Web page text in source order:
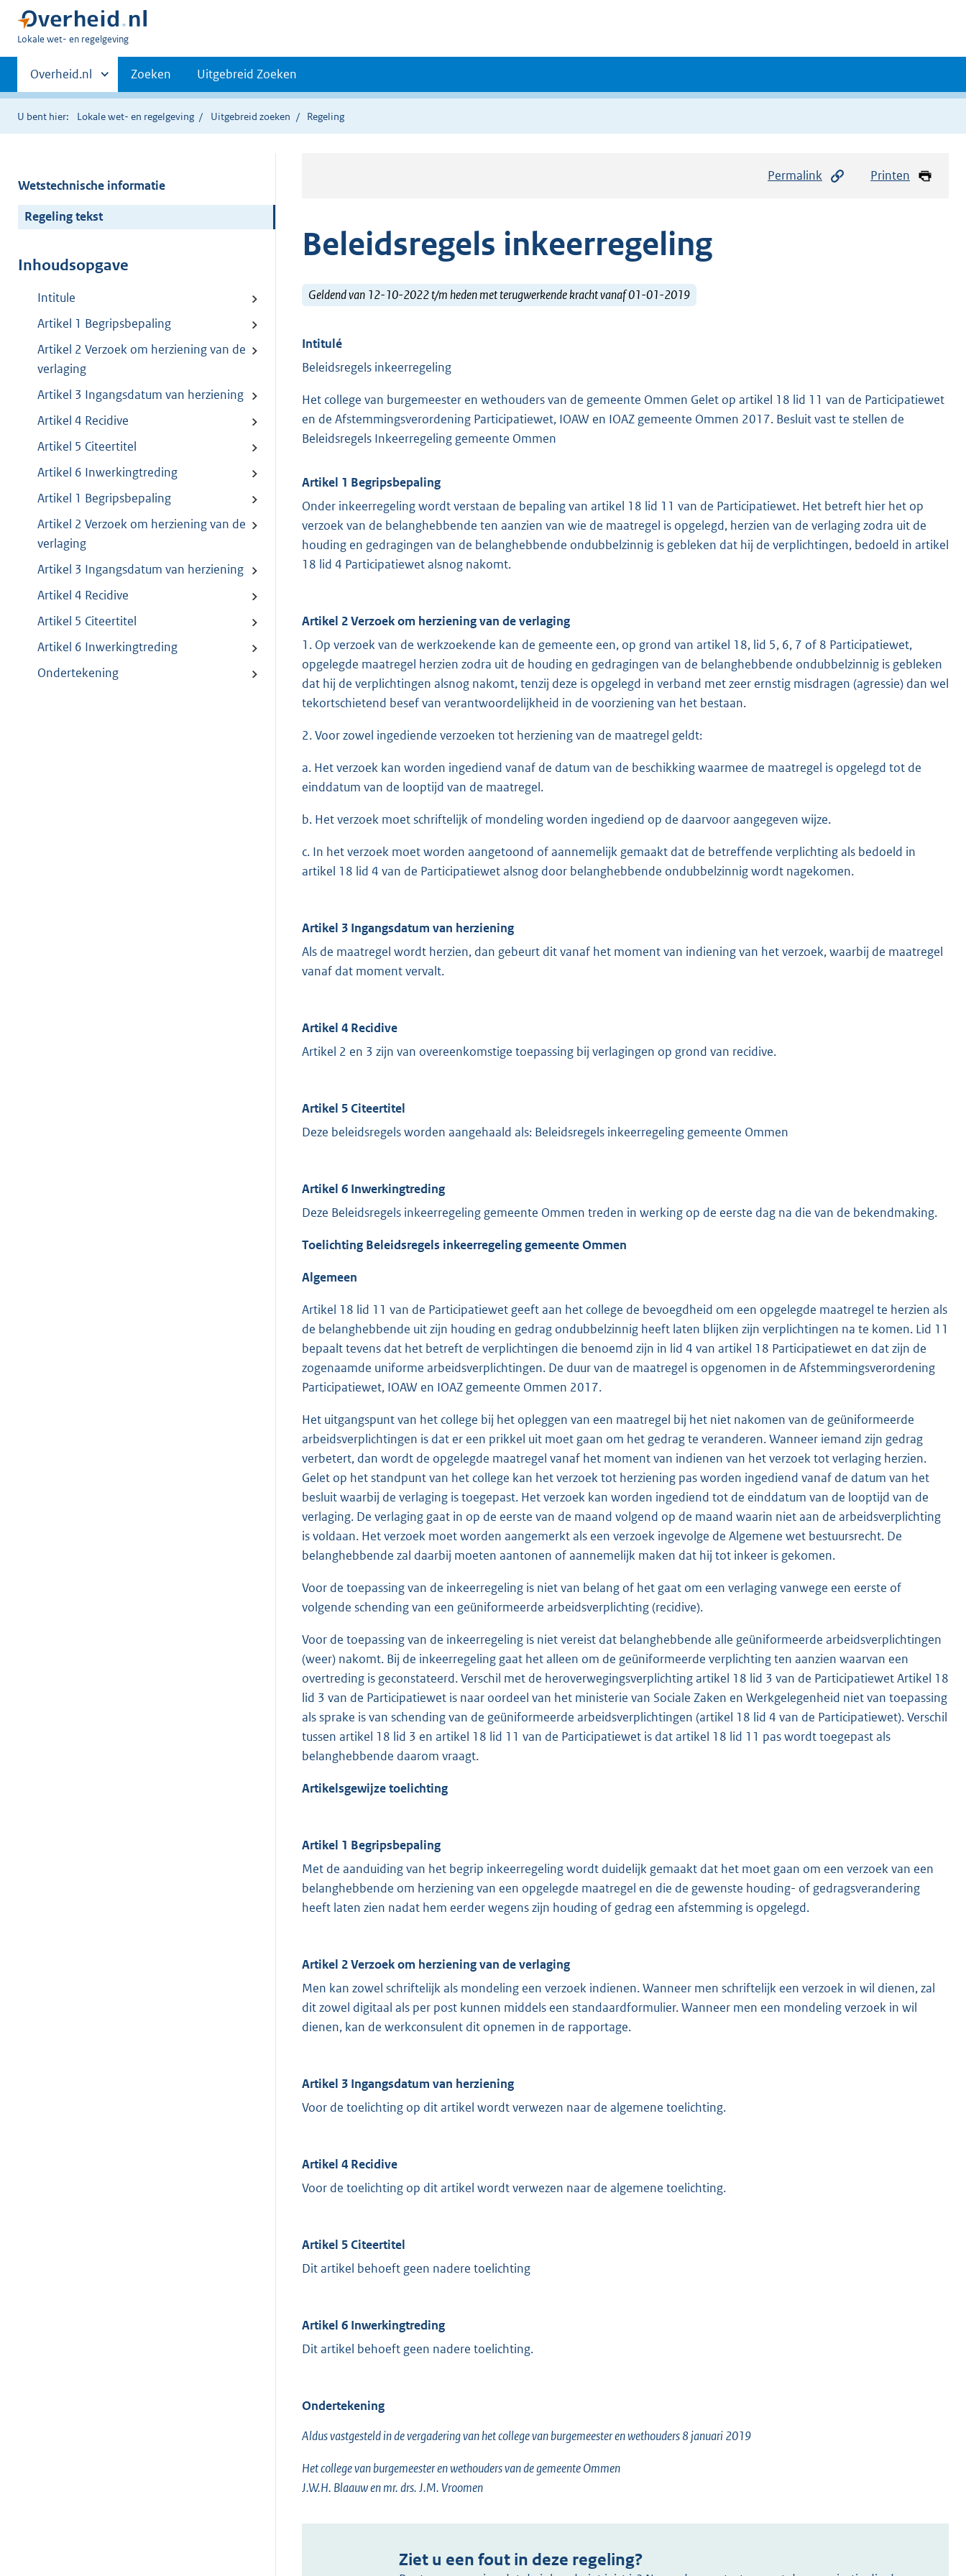
U
hier:
Lokale wet- en regelgeving
Primaire
navigatie
Andere
sites
binnen
Overheid.nl Zoeken Uitgebreid Zoeken
U bent hier: Lokale wet- en regelgeving Uitgebreid zoeken Regeling
Wetstechnische informatie
Regeling tekst
Inhoudsopgave
Intitule
Artikel 1 Begripsbepaling
Artikel 2 Verzoek om herziening van de
verlaging
Artikel 3 Ingangsdatum van herziening
Artikel 4 Recidive
Artikel 5 Citeertitel
Artikel 6 Inwerkingtreding
Artikel 1 Begripsbepaling
Artikel 2 Verzoek om herziening van de
verlaging
Artikel 3 Ingangsdatum van herziening
Artikel 4 Recidive
Artikel 5 Citeertitel
Artikel 6 Inwerkingtreding
Ondertekening
Permalink Printen
Beleidsregels inkeerregeling
Geldend van 12-10-2022 t/m heden met terugwerkende kracht vanaf 01-01-2019
Intitulé
Beleidsregels inkeerregeling
Het college van burgemeester en wethouders van de gemeente Ommen Gelet op artikel 18 lid 11 van de Participatiewet
en de Afstemmingsverordening Participatiewet, IOAW en IOAZ gemeente Ommen 2017. Besluit vast te stellen de
Beleidsregels Inkeerregeling gemeente Ommen
Artikel 1 Begripsbepaling
Onder inkeerregeling wordt verstaan de bepaling van artikel 18 lid 11 van de Participatiewet. Het betreft hier het op
verzoek van de belanghebbende ten aanzien van wie de maatregel is opgelegd, herzien van de verlaging zodra uit de
houding en gedragingen van de belanghebbende ondubbelzinnig is gebleken dat hij de verplichtingen, bedoeld in artikel
18 lid 4 Participatiewet alsnog nakomt.
Artikel 2 Verzoek om herziening van de verlaging
1. Op verzoek van de werkzoekende kan de gemeente een, op grond van artikel 18, lid 5, 6, 7 of 8 Participatiewet,
opgelegde maatregel herzien zodra uit de houding en gedragingen van de belanghebbende ondubbelzinnig is gebleken
dat hij de verplichtingen alsnog nakomt, tenzij deze is opgelegd in verband met zeer ernstig misdragen (agressie) dan wel
tekortschietend besef van verantwoordelijkheid in de voorziening van het bestaan.
2. Voor zowel ingediende verzoeken tot herziening van de maatregel geldt:
a. Het verzoek kan worden ingediend vanaf de datum van de beschikking waarmee de maatregel is opgelegd tot de
einddatum van de looptijd van de maatregel.
b. Het verzoek moet schriftelijk of mondeling worden ingediend op de daarvoor aangegeven wijze.
c. In het verzoek moet worden aangetoond of aannemelijk gemaakt dat de betreffende verplichting als bedoeld in
artikel 18 lid 4 van de Participatiewet alsnog door belanghebbende ondubbelzinnig wordt nagekomen.
Artikel 3 Ingangsdatum van herziening
Als de maatregel wordt herzien, dan gebeurt dit vanaf het moment van indiening van het verzoek, waarbij de maatregel
vanaf dat moment vervalt.
Artikel 4 Recidive
Artikel 2 en 3 zijn van overeenkomstige toepassing bij verlagingen op grond van recidive.
Artikel 5 Citeertitel
Deze beleidsregels worden aangehaald als: Beleidsregels inkeerregeling gemeente Ommen
Artikel 6 Inwerkingtreding
Deze Beleidsregels inkeerregeling gemeente Ommen treden in werking op de eerste dag na die van de bekendmaking.
Toelichting Beleidsregels inkeerregeling gemeente Ommen
Algemeen
Artikel 18 lid 11 van de Participatiewet geeft aan het college de bevoegdheid om een opgelegde maatregel te herzien als
de belanghebbende uit zijn houding en gedrag ondubbelzinnig heeft laten blijken zijn verplichtingen na te komen. Lid 11
bepaalt tevens dat het betreft de verplichtingen die benoemd zijn in lid 4 van artikel 18 Participatiewet en dat zijn de
zogenaamde uniforme arbeidsverplichtingen. De duur van de maatregel is opgenomen in de Afstemmingsverordening
Participatiewet, IOAW en IOAZ gemeente Ommen 2017.
Het uitgangspunt van het college bij het opleggen van een maatregel bij het niet nakomen van de geüniformeerde
arbeidsverplichtingen is dat er een prikkel uit moet gaan om het gedrag te veranderen. Wanneer iemand zijn gedrag
verbetert, dan wordt de opgelegde maatregel vanaf het moment van indienen van het verzoek tot verlaging herzien.
Gelet op het standpunt van het college kan het verzoek tot herziening pas worden ingediend vanaf de datum van het
besluit waarbij de verlaging is toegepast. Het verzoek kan worden ingediend tot de einddatum van de looptijd van de
verlaging. De verlaging gaat in op de eerste van de maand volgend op de maand waarin niet aan de arbeidsverplichting
is voldaan. Het verzoek moet worden aangemerkt als een verzoek ingevolge de Algemene wet bestuursrecht. De
belanghebbende zal daarbij moeten aantonen of aannemelijk maken dat hij tot inkeer is gekomen.
Voor de toepassing van de inkeerregeling is niet van belang of het gaat om een verlaging vanwege een eerste of
volgende schending van een geüniformeerde arbeidsverplichting (recidive).
Voor de toepassing van de inkeerregeling is niet vereist dat belanghebbende alle geüniformeerde arbeidsverplichtingen
(weer) nakomt. Bij de inkeerregeling gaat het alleen om de geüniformeerde verplichting ten aanzien waarvan een
overtreding is geconstateerd. Verschil met de heroverwegingsverplichting artikel 18 lid 3 van de Participatiewet Artikel 18
lid 3 van de Participatiewet is naar oordeel van het ministerie van Sociale Zaken en Werkgelegenheid niet van toepassing
als sprake is van schending van de geüniformeerde arbeidsverplichtingen (artikel 18 lid 4 van de Participatiewet). Verschil
tussen artikel 18 lid 3 en artikel 18 lid 11 van de Participatiewet is dat artikel 18 lid 11 pas wordt toegepast als
belanghebbende daarom vraagt.
Artikelsgewijze toelichting
Artikel 1 Begripsbepaling
Met de aanduiding van het begrip inkeerregeling wordt duidelijk gemaakt dat het moet gaan om een verzoek van een
belanghebbende om herziening van een opgelegde maatregel en die de gewenste houding- of gedragsverandering
heeft laten zien nadat hem eerder wegens zijn houding of gedrag een afstemming is opgelegd.
Artikel 2 Verzoek om herziening van de verlaging
Men kan zowel schriftelijk als mondeling een verzoek indienen. Wanneer men schriftelijk een verzoek in wil dienen, zal
dit zowel digitaal als per post kunnen middels een standaardformulier. Wanneer men een mondeling verzoek in wil
dienen, kan de werkconsulent dit opnemen in de rapportage.
Artikel 3 Ingangsdatum van herziening
Voor de toelichting op dit artikel wordt verwezen naar de algemene toelichting.
Artikel 4 Recidive
Voor de toelichting op dit artikel wordt verwezen naar de algemene toelichting.
Artikel 5 Citeertitel
Dit artikel behoeft geen nadere toelichting
Artikel 6 Inwerkingtreding
Dit artikel behoeft geen nadere toelichting.
Ondertekening
Aldus vastgesteld in de vergadering van het college van burgemeester en wethouders 8 januari 2019
Het college van burgemeester en wethouders van de gemeente Ommen
J.W.H. Blaauw en mr. drs. J.M. Vroomen
Ziet u een fout in deze regeling?